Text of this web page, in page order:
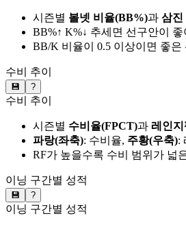
시즌별 볼넷 비율(BB%)과 삼진
BB%↑ K%↓ 추세면 선구안이 좋
BB/K 비율이 0.5 이상이면 좋은
수비 추이
💾 ?
수비 추이
시즌별 수비율(FPCT)과 레인
파랑(좌축): 수비율, 주황(우축):
RF가 높을수록 수비 범위가 넓
이닝 구간별 성적
💾 ?
이닝 구간별 성적